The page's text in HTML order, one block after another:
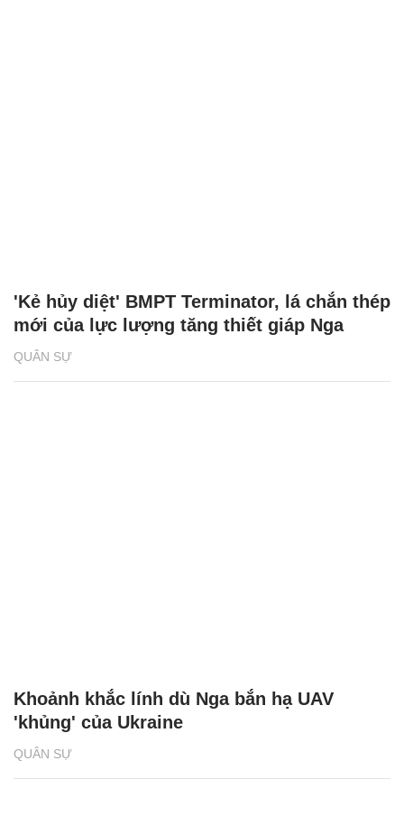
QUÂN SỰ
'Kẻ hủy diệt' BMPT Terminator, lá chắn thép
mới của lực lượng tăng thiết giáp Nga
QUÂN SỰ
Khoảnh khắc lính dù Nga bắn hạ UAV
'khủng' của Ukraine